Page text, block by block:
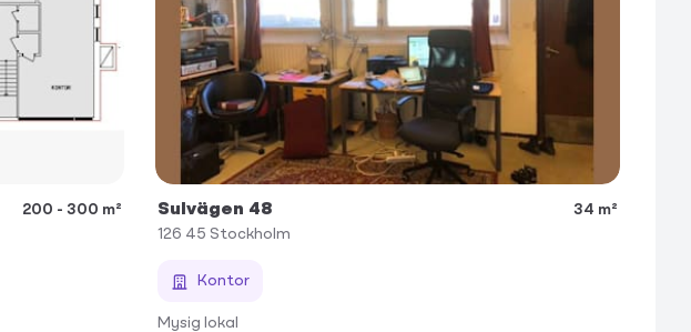
200 - 300 m²
Sulvägen 48
34 m²
126 45 Stockholm
Kontor
Mysig lokal